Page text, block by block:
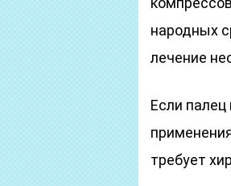
народных
лечение
Если
требует